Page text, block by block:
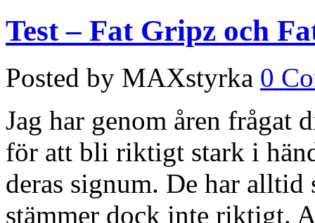
Test – Fat Gripz och
Posted by MAXstyrka 0
Jag har genom åren frågat
för att bli riktigt stark i
deras signum. De har
stämmer dock inte riktigt.